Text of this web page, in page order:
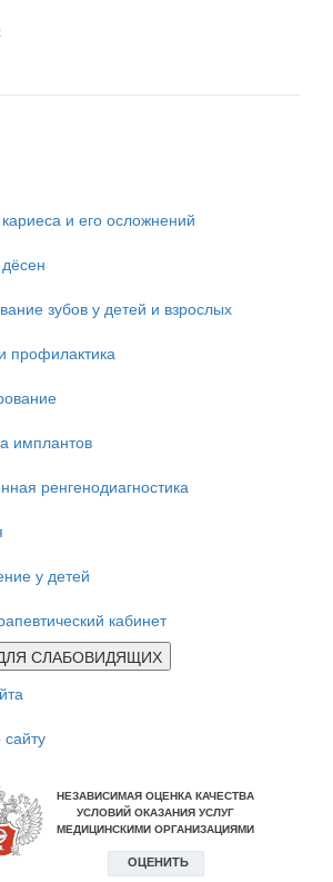
и его осложнений
зубов у детей и взрослых
профилактика
имплантов
ренгенодиагностика
у детей
кабинет
СЛАБОВИДЯЩИХ